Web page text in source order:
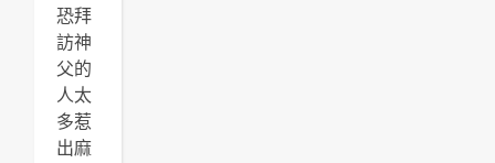
恐拜
訪神
父的
人太
多惹
出麻